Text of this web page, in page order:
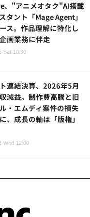
、"アニメオタク"AI搭載
タント「Mage Agent」
ス。作品理解に特化し
画業務に伴走
Sat 10:30
連結決算、2026年5月
減益。制作費高騰と旧
・エムディ案件の損失
、成長の軸は「版権」
Wed 12:00